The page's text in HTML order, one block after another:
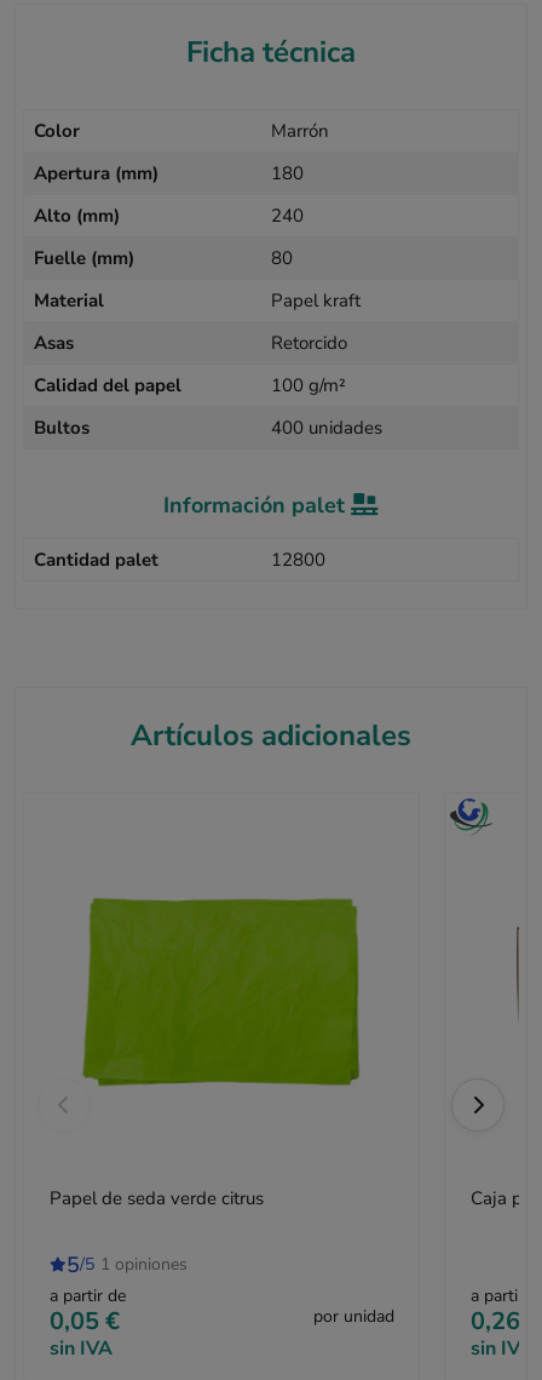
Ficha técnica
Color
Marrón
Apertura (mm)
180
Alto (mm)
240
Fuelle (mm)
80
Material
Papel kraft
Asas
Retorcido
Calidad del papel
100 g/m²
Bultos
400 unidades
Información palet
Cantidad palet 12800
Artículos adicionales
Papel de seda verde citrus
5/5 1 opiniones
a partir de
0,05 €
sin IVA
por unidad
Caja
a partir
0,26 €
sin IVA